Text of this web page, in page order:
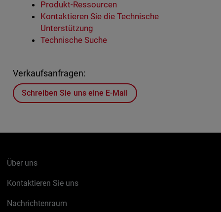
Produkt-Ressourcen
Kontaktieren Sie die Technische
Unterstützung
Technische Suche
Verkaufsanfragen:
Schreiben Sie uns eine E-Mail
Über uns
Kontaktieren Sie uns
Nachrichtenraum